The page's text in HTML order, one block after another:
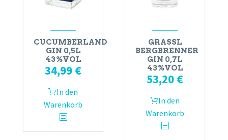
CUCUMBERLAND
GIN 0,5L
43%VOL
34,99 €
In den
Warenkorb
GRASSL
BERGBRENNER
GIN 0,7L
43%VOL
53,20 €
In den
Warenkorb